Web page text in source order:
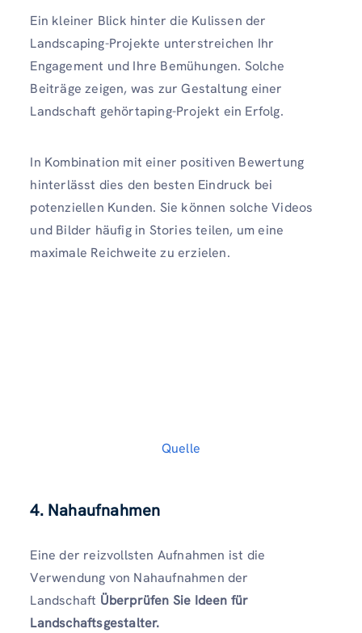
Ein kleiner Blick hinter die Kulissen der
Landscaping-Projekte unterstreichen Ihr
Engagement und Ihre Bemühungen. Solche
Beiträge zeigen, was zur Gestaltung einer
Landschaft gehörtaping-Projekt ein Erfolg.
In Kombination mit einer positiven Bewertung
hinterlässt dies den besten Eindruck bei
potenziellen Kunden. Sie können solche Videos
und Bilder häufig in Stories teilen, um eine
maximale Reichweite zu erzielen.
Quelle
4. Nahaufnahmen
Eine der reizvollsten Aufnahmen ist die
Verwendung von Nahaufnahmen der
Landschaft Überprüfen Sie Ideen für
Landschaftsgestalter.